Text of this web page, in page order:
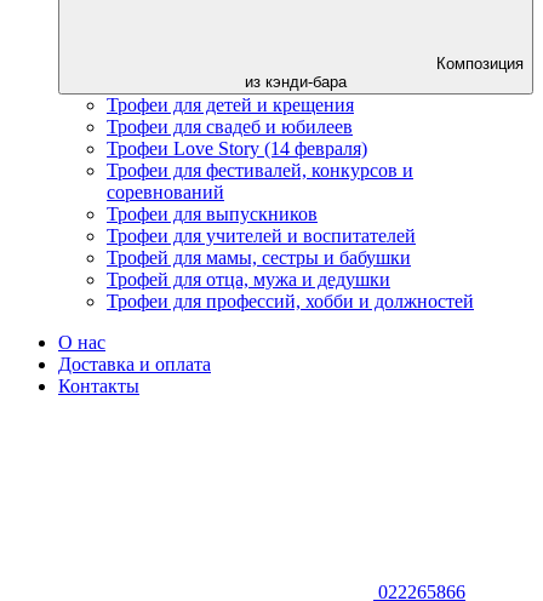
Композиция
из кэнди-бара
Трофеи для детей и крещения
Трофеи для свадеб и юбилеев
Трофеи Love Story (14 февраля)
Трофеи для фестивалей, конкурсов и
соревнований
Трофеи для выпускников
Трофеи для учителей и воспитателей
Трофей для мамы, сестры и бабушки
Трофей для отца, мужа и дедушки
Трофеи для профессий, хобби и должностей
О нас
Доставка и оплата
Контакты
022265866